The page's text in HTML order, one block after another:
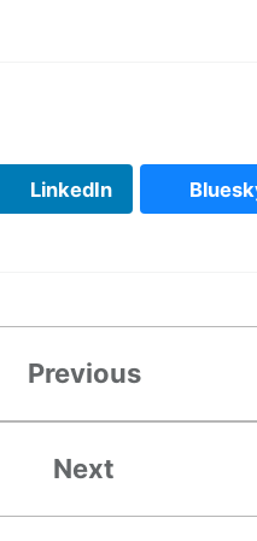
LinkedIn
Previous
Next